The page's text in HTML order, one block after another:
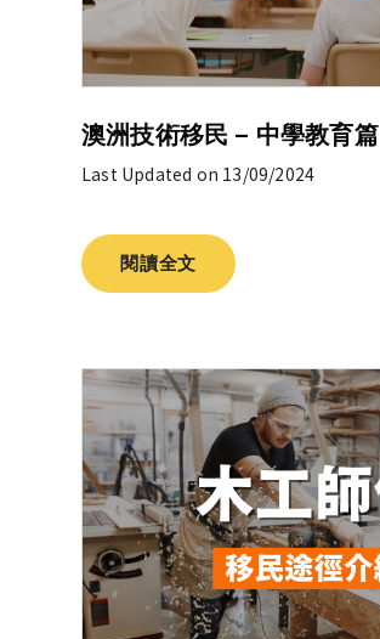
澳洲技術移民 – 中學教育篇
Last Updated on 13/09/2024
閱讀全文